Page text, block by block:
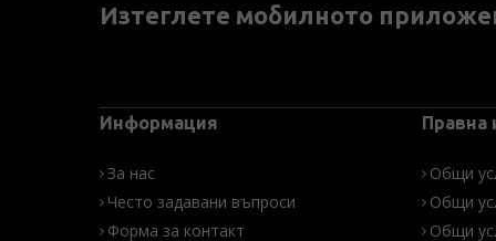
Изтеглете мобилното
Информация
За нас
Често задавани въпроси
Форма за контакт
Правна
Общи
Общи
Общи